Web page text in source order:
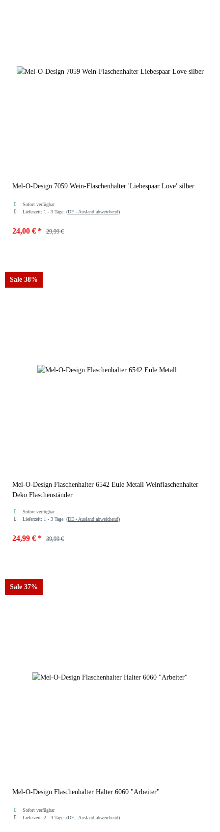
Mel-O-Design 7059 Wein-Flaschenhalter 'Liebespaar Love' silber
Sofort verfügbar
Lieferzeit: 1 - 3 Tage (DE - Ausland abweichend)
24,00 € * 29,99 €
Sale 38%
Mel-O-Design Flaschenhalter 6542 Eule Metall Weinflaschenhalter
Deko Flaschenständer
Sofort verfügbar
Lieferzeit: 1 - 3 Tage (DE - Ausland abweichend)
24,99 € * 39,99 €
Sale 37%
Mel-O-Design Flaschenhalter Halter 6060 "Arbeiter"
Sofort verfügbar
Lieferzeit: 2 - 4 Tage (DE - Ausland abweichend)